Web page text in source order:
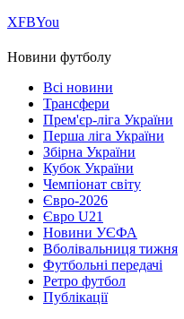
ХFBYou
Новини футболу
Всі новини
Трансфери
Прем'єр-ліга України
Перша ліга України
Збірна України
Кубок України
Чемпіонат світу
Євро-2026
Євро U21
Новини УЄФА
Вболівальниця тижня
Футбольні передачі
Ретро футбол
Публікації